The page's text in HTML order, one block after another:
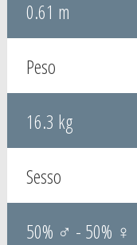
0.61 m
Peso
16.3 kg
Sesso
50% ♂ - 50% ♀